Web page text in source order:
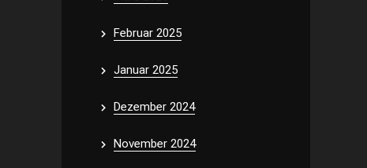
Februar 2025
Januar 2025
Dezember 2024
November 2024